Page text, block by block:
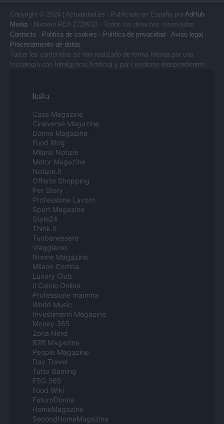
Copyright © 2024 | Actualidad.es - Publicado en España por AdHub
Media - Numero REA 2729933 - Todos los derechos reservados.
Contacto - Politica de cookies - Política de privacidad - Aviso legal -
Procesamiento de datos
Todos los contenidos se han realizado de forma híbrida por una
tecnología con Inteligencia Artificial y por creadores independientes
Italia
Casa Magazine
Cineverse Magazine
Donne Magazine
Food Blog
Milano Notizie
Motor Magazine
Notizie.it
Offerte Shopping
Pet Story
Professione Lavoro
Sport Magazine
Style24
Think.it
Tuobenessere
Viaggiamo
Nonne Magazine
Milano Cortina
Luxury Club
Il Calcio Online
Professione mamma
World Music
Investimenti Magazine
Money 365
Zona Nerd
B2B Magazine
People Magazine
Day Travel
Tutto Gaming
ESG 365
Food Wiki
FuturoDonna
HomeMagazine
SecondHomeMagazine